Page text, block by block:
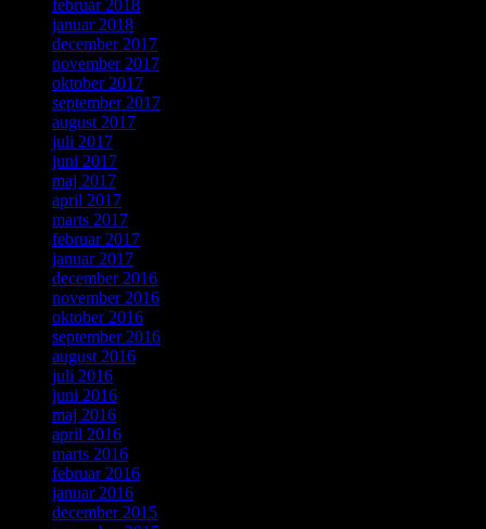
februar 2018
januar 2018
december 2017
november 2017
oktober 2017
september 2017
august 2017
juli 2017
juni 2017
maj 2017
april 2017
marts 2017
februar 2017
januar 2017
december 2016
november 2016
oktober 2016
september 2016
august 2016
juli 2016
juni 2016
maj 2016
april 2016
marts 2016
februar 2016
januar 2016
december 2015